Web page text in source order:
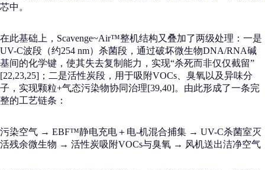
芯中。
在此基础上，Scavenge~Air™整机结构又叠加了两级处理：一是
UV-C波段（约254 nm）杀菌段，通过破坏微生物DNA/RNA碱
基间的化学键，使其失去复制能力，实现“杀死而非仅仅截留”
[22,23,25]；二是活性炭段，用于吸附VOCs、臭氧以及异味分
子，实现颗粒+气态污染物协同治理[39,40]。由此形成了一条完
整的工艺链条：
污染空气 → EBF™静电充电＋电-机混合捕集 → UV-C杀菌室灭
活残余微生物 → 活性炭吸附VOCs与臭氧 → 风机送出洁净空气